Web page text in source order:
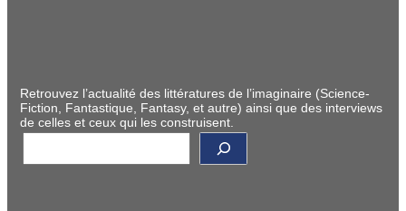
Retrouvez l’actualité des littératures de l’imaginaire (Science-
Fiction, Fantastique, Fantasy, et autre) ainsi que des interviews
de celles et ceux qui les construisent.
R
c